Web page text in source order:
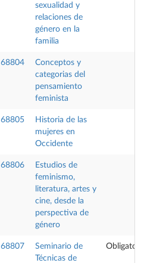
sexualidad y
relaciones de
género en la
familia
68804
Conceptos y
categorias del
pensamiento
feminista
68805
Historia de las
mujeres en
Occidente
68806
Estudios de
feminismo,
literatura, artes y
cine, desde la
perspectiva de
género
68807
Seminario de
Técnicas de